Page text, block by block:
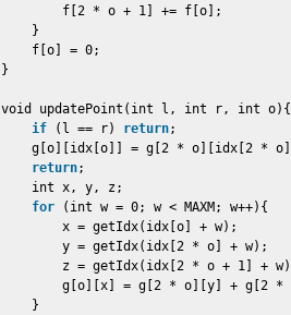
f[2 * o + 1] += f[o];
}
f[o] = 0;
}
void updatePoint(int l, int r, int o){
if
(l == r) return;
g[o][idx[o]] = g[2 * o][idx[2 *
return;
int x, y, z;
for
(int w = 0; w < MAXM; w++){
x = getIdx(idx[o] + w);
y = getIdx(idx[2 * o] + w);
z = getIdx(idx[2 * o + 1] +
g[o][x] = g[2 * o][y] + g[2 *
}